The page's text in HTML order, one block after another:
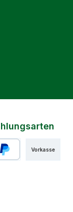
Vorkasse